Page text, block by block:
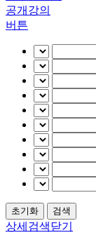
공개강의
버튼
상세검색닫기